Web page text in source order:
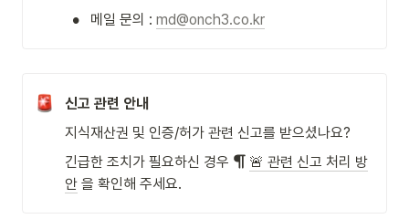
• 메일 문의 : md@onch3.co.kr
신고 관련 안내
지식재산권 및 인증/허가 관련 신고를 받으셨나요?
긴급한 조치가 필요하신 경우
🚨 관련 신고 처리 방
안 을 확인해 주세요.